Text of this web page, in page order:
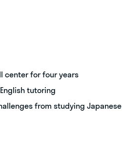
center for four years
tutoring
from studying Japanese